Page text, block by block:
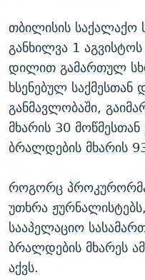
თბილისის საქალაქო
განხილვა 1
დილით გამართულ
ხსენებულ საქმესთან
განმავლობაში,
მხარის 30
ბრალდების მხარის
როგორც
უთხრა
სააპელაციო
ბრალდების მხარეს
აქვს.